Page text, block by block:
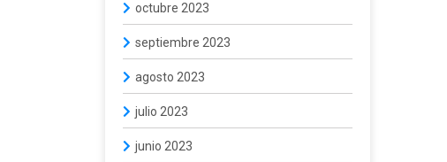
octubre 2023
septiembre 2023
agosto 2023
julio 2023
junio 2023